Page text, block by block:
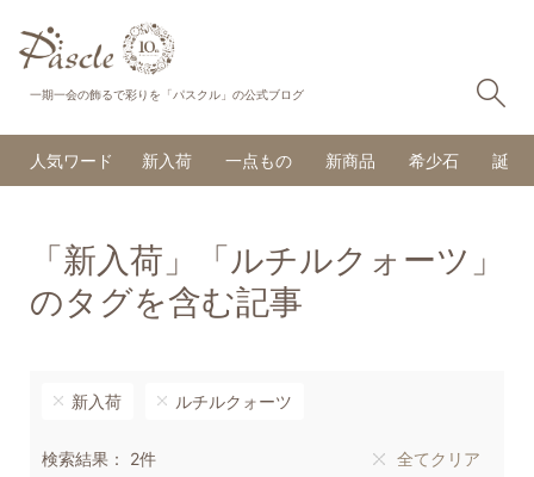
一期一会の飾るで彩りを「パスクル」の公式ブログ
人気ワード 新入荷 一点もの 新商品 希少石 誕生
「新入荷」「ルチルクォーツ」
のタグを含む記事
新入荷 ルチルクォーツ
検索結果： 2件 全てクリア